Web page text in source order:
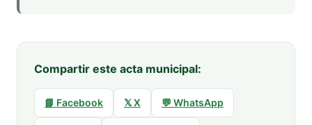
Compartir este acta municipal:
📘 Facebook 𝕏 X 💬 WhatsApp